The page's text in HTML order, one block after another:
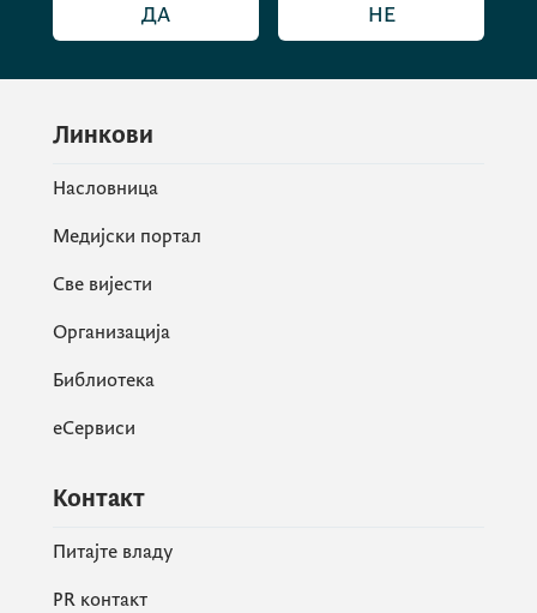
ДА НЕ
Линкови
Насловница
Медијски портал
Све вијести
Организација
Библиотека
еСервиси
Контакт
Питајте владу
PR контакт